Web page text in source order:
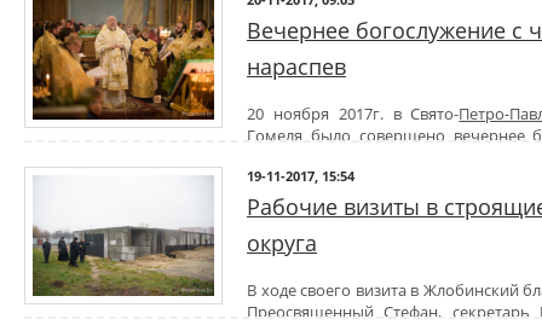
По окончании богослужения епископ Стефан поздравил
Таин и обратился к молящимся со словами Архипастырского
Святейшего Патриарха Кирилла был совершен молебен о
торжественно возглашено многолетие.
Вечернее богослужение с
нараспев
20 ноября 2017г. в Свято-Петро-
Гомеля было совершено вечернее
Богослужение возглавил Преосвященнейший Стефан
сослужении духовенства собора.
Со словами проповеди к молящимся обратился настоятель
Александр Мосейчук.
По окончании богослужения Владыка обратился к
назидания.
19-11-2017, 15:54
Рабочие визиты в
округа
В ходе своего визита в Жлобинский
Преосвященный Стефан,